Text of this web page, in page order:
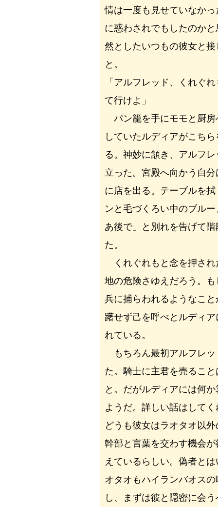
情は一度も見せていなか
に惑わされでもしたのか
然としたいつもの彼女と
と。
「アルフレッド、くれぐ
て行けよ」
パン籠を手にモモと厨房
していたルディアがこち
る。神妙に頷き、アルフ
立った。宮殿へ向かう自
に店を出る。テーブルを
ンと毛づくろい中のブル
あ後で」と別れを告げて
た。
くれぐれもと念を押され
地の危険さゆえだろう。
兵に捕らわれるようなこ
躇せず己を呼べとルディ
れている。
もちろん最初アルフレッ
た。騎士に主君を売るこ
と。だがルディアには何
ようだ。詳しい話はして
どうも彼女はラオタオ以
幹部と言葉を交わす機会
えているらしい。偽者と
オタオもハイランバオス
し、まずは彼と隠密に会